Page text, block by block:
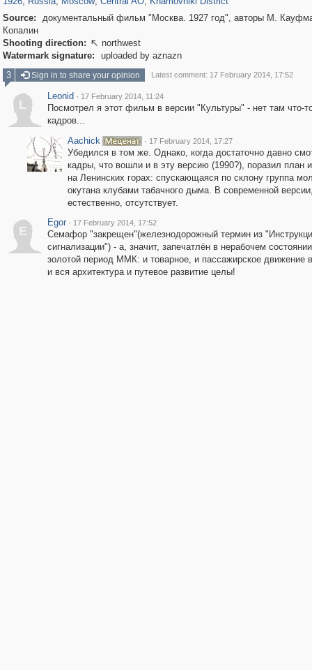
Source:
документальный фильм "Москва. 1927 год", авторы М.
Копалин
Shooting direction:  northwest
Watermark signature:
uploaded by aznazn
3
Sign in to share your opinion Latest comment: 17 February 2014, 17:52
L
Leonid · 17 February 2014, 11:24
Посмотрел я этот фильм в версии "Культуры" - нет там что-
кадров...
Aachick
· 17 February 2014, 17:27
Убедился в том же. Однако, когда достаточно давно
кадры, что вошли и в эту версию (1990?), поразил план
на Ленинских горах: спускающаяся по склону группа
окутана клубами табачного дыма. В современной
естественно, отсутствует.
E
Egor · 17 February 2014, 17:52
Семафор "закрещен"(железнодорожный термин из
сигнализации") - а, значит, запечатлён в нерабочем
золотой период ММК: и товарное, и пассажирское движение
и вся архитектура и путевое развитие целы!